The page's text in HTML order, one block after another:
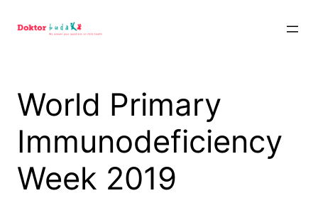
World Primary
Immunodeficiency
Week 2019